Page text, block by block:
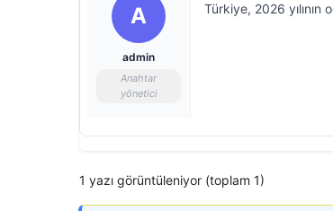
A
admin
Anahtar
yönetici
Türkiye, 2026
1 yazı görüntüleniyor (toplam 1)